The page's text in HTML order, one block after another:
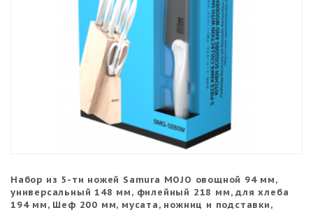
Набор из 5-ти ножей Samura MOJO овощной 94 мм,
универсальный 148 мм, филейный 218 мм, для хлеба
194 мм, Шеф 200 мм, мусата, ножниц и подставки,